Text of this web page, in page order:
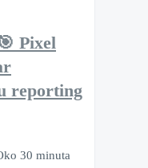
Pixel
reporting
30 minuta